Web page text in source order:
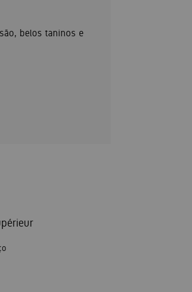
belos taninos e